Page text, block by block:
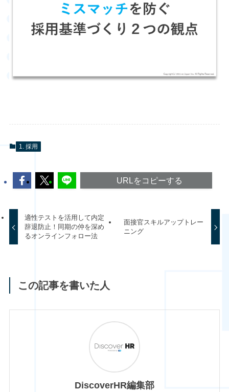
1. 採用
URLをコピーする
適性テストを活用して内定
辞退防止！同期の仲を深め
るオンラインフォロー法
面接官スキルアップトレー
ニング
この記事を書いた人
DiscoverHR編集部